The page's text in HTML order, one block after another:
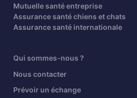
Mutuelle santé entreprise
Assurance santé chiens et chats
Assurance santé internationale
Qui sommes-nous ?
Nous contacter
Prévoir un échange